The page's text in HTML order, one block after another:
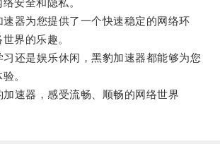
安全和隐私。
为您提供了一个快速稳定的网络环
界的乐趣。
是娱乐休闲，黑豹加速器都能够为您
。
器，感受流畅、顺畅的网络世界